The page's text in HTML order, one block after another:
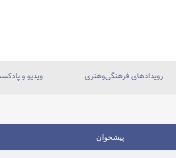
رویدادهای فرهنگی‌و‌هنری ویدیو و
پیشخوان